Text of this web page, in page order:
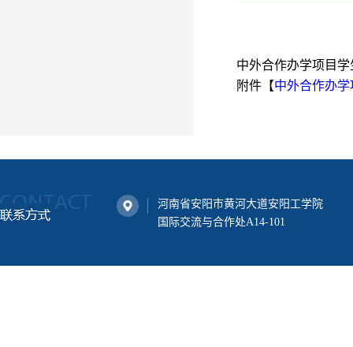
中外合作办学项目
附件【中外合作办
河南省安阳市黄河大道安阳工学院
国际交流与合作处A14-101